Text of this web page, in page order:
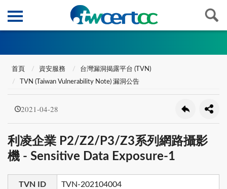
首頁 資安服務
台灣漏洞揭露平台 (TVN)
TVN (Taiwan Vulnerability Note) 漏洞公告
2021-04-28
利凌企業 P2/Z2/P3/Z3系列網路攝影
機 - Sensitive Data Exposure-1
TVN ID TVN-202104004